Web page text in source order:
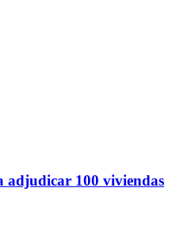
adjudicar 100 viviendas